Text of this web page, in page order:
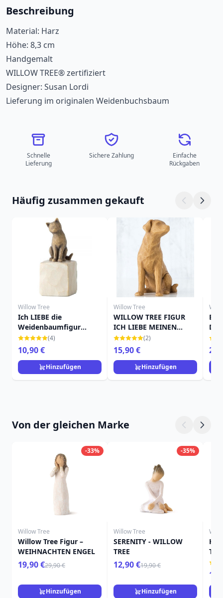
Beschreibung
Material: Harz
Höhe: 8,3 cm
Handgemalt
WILLOW TREE® zertifiziert
Designer: Susan Lordi
Lieferung im originalen Weidenbuchsbaum
Schnelle
Lieferung
Sichere Zahlung
Einfache
Rückgaben
Häufig zusammen gekauft
Willow Tree
Ich LIEBE die
Weidenbaumfigur
meiner Katze
(4)
10,90 €
Hinzufügen
Willow Tree
WILLOW TREE FIGUR
ICH LIEBE MEINEN
HUND (HELLE VERSION)
(2)
15,90 €
Hinzufügen
Von der gleichen Marke
-33%
Willow Tree
Willow Tree Figur –
WEIHNACHTEN ENGEL
19,90 €29,90 €
Hinzufügen
-35%
Willow Tree
SERENITY - WILLOW
TREE
12,90 €19,90 €
Hinzufügen